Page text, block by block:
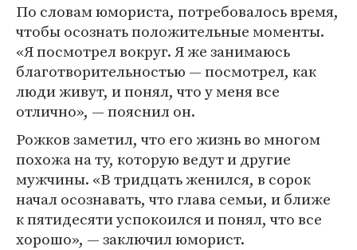
По словам юмориста, потребовалось время,
чтобы осознать положительные моменты.
«Я посмотрел вокруг. Я же занимаюсь
благотворительностью — посмотрел, как
люди живут, и понял, что у меня все
отлично», — пояснил он.
Рожков заметил, что его жизнь во многом
похожа на ту, которую ведут и другие
мужчины. «В тридцать женился, в сорок
начал осознавать, что глава семьи, и ближе
к пятидесяти успокоился и понял, что все
хорошо», — заключил юморист.